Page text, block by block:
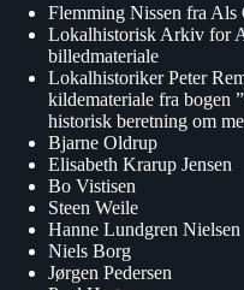
Flemming Nissen fra
Lokalhistorisk Arkiv for
billedmateriale
Lokalhistoriker Peter
kildemateriale fra bogen
historisk beretning om
Bjarne Oldrup
Elisabeth Krarup Jensen
Bo Vistisen
Steen Weile
Hanne Lundgren Nielsen
Niels Borg
Jørgen Pedersen